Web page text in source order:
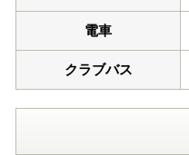
電車
クラブバス